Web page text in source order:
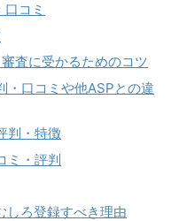
コミ
査に受かるためのコツ
・口コミや他ASPとの違
判・特徴
ミ・評判
ろ登録すべき理由